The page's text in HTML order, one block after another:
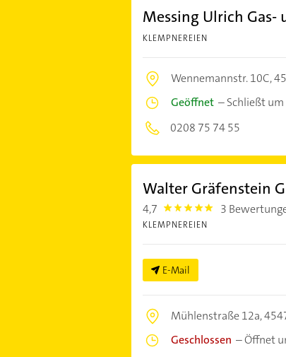
Messing Ulrich
KLEMPNEREIEN
Wennemannstr. 10C,
Geöffnet–Schließt
0208 75 74 55
Walter Gräfenstein
4,7 4.7000003 3
KLEMPNEREIEN
E-Mail
Mühlenstraße 12a,
Geschlossen –Öffnet